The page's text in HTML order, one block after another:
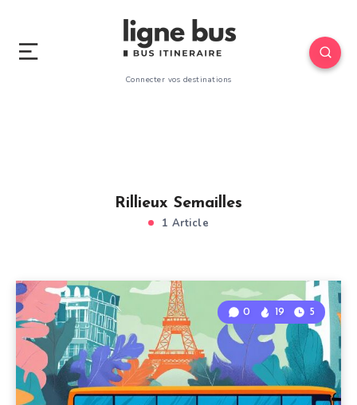
Connecter vos destinations
Rillieux Semailles
1 Article
0 19 5